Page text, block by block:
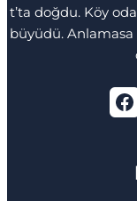
t’ta doğdu. Köy
büyüdü. Anlamasa
Facebook